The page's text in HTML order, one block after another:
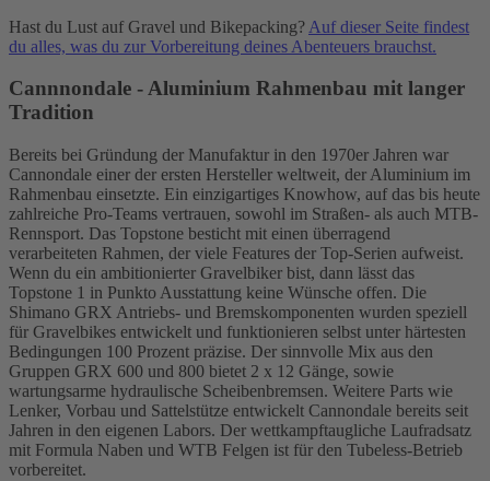
Hast du Lust auf Gravel und Bikepacking? Auf dieser Seite findest
du alles, was du zur Vorbereitung deines Abenteuers brauchst.
Cannnondale - Aluminium Rahmenbau mit langer
Tradition
Bereits bei Gründung der Manufaktur in den 1970er Jahren war
Cannondale einer der ersten Hersteller weltweit, der Aluminium im
Rahmenbau einsetzte. Ein einzigartiges Knowhow, auf das bis heute
zahlreiche Pro-Teams vertrauen, sowohl im Straßen- als auch MTB-
Rennsport. Das Topstone besticht mit einen überragend
verarbeiteten Rahmen, der viele Features der Top-Serien aufweist.
Wenn du ein ambitionierter Gravelbiker bist, dann lässt das
Topstone 1 in Punkto Ausstattung keine Wünsche offen. Die
Shimano GRX Antriebs- und Bremskomponenten wurden speziell
für Gravelbikes entwickelt und funktionieren selbst unter härtesten
Bedingungen 100 Prozent präzise. Der sinnvolle Mix aus den
Gruppen GRX 600 und 800 bietet 2 x 12 Gänge, sowie
wartungsarme hydraulische Scheibenbremsen. Weitere Parts wie
Lenker, Vorbau und Sattelstütze entwickelt Cannondale bereits seit
Jahren in den eigenen Labors. Der wettkampftaugliche Laufradsatz
mit Formula Naben und WTB Felgen ist für den Tubeless-Betrieb
vorbereitet.